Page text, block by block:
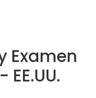
Examen